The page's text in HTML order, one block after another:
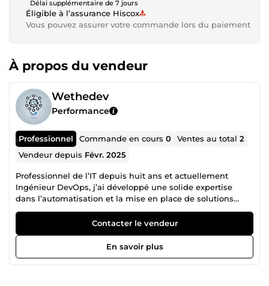
Délai supplémentaire de 7 jours
Éligible à l’assurance Hiscox
Vous pouvez assurer votre commande lors du paiement
À propos du vendeur
Wethedev
Performance
Professionnel Commande en cours0 Ventes au total2
Vendeur depuis Févr. 2025
Professionnel de l’IT depuis huit ans et actuellement
Ingénieur DevOps, j’ai développé une solide expertise
dans l’automatisation et la mise en place de solutions
d’infrastructure. Spécialisé dans l’outil de monitoring
Centreon, j’ai conçu un écosystème complet autour de la
supervision en m’appuyant, entre autres, sur Ansible pour
la gestion de configuration. Adepte du cloud AWS, j’ai
automatisé le déploiement d’infrastructures à l’aide de
Contacter le vendeur
En savoir plus